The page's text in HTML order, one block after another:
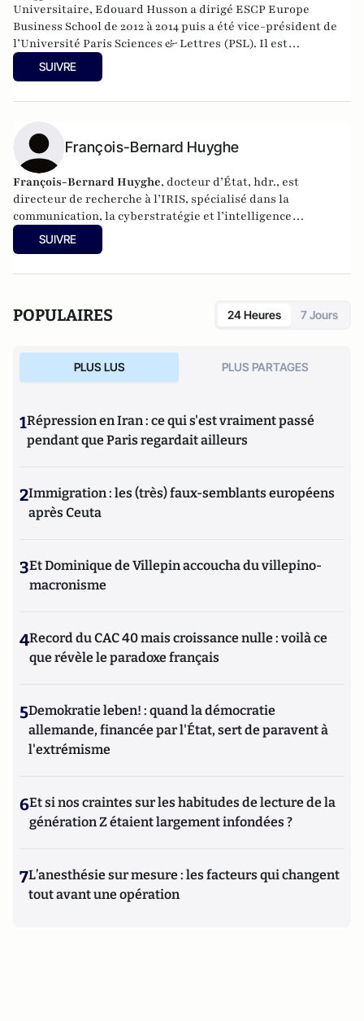
Universitaire, Edouard Husson a dirigé ESCP Europe
Business School de 2012 à 2014puis a été vice-président de
l’Université Paris Sciences & Lettres (PSL). Il est
actuellement professeur à l’Institut Franco-Allemand
d’Etudes Européennes (à l’Université de Cergy-Pontoise).
d’ouvrages et de nombreux articles sur l’histoire de
l’Allemagne depuis la Révolution française, l’histoire des
mondialisations, l’histoire de la monnaie, l’histoire du
nazisme et des autres violences de masse au XXème siècle
ou l’histoire des relations internationales et des conflits
contemporains. Il écrit en ce moment une biographie de
Benjamin Disraëli.
SUIVRE
François-Bernard Huyghe
François-Bernard Huyghe, docteur d’État, hdr., est
directeur de recherche à l’IRIS, spécialisé dans la
communication, la cyberstratégie et l’intelligence
économique, derniers livres : « L’art de la guerre
idéologique » (le Cerf 2021) et « Fake news Manip, infox et
SUIVRE
POPULAIRES 24 Heures 7 Jours
PLUS LUS PLUS PARTAGES
1Répression en Iran : ce qui s'est vraiment passé
pendant que Paris regardait ailleurs
2Immigration : les (très) faux-semblants européens
après Ceuta
3Et Dominique de Villepin accoucha du villepino-
macronisme
4Record du CAC 40 mais croissance nulle : voilà ce
que révèle le paradoxe français
5Demokratie leben! : quand la démocratie
allemande, financée par l'État, sert de paravent à
l'extrémisme
6Et si nos craintes sur les habitudes de lecture de la
génération Z étaient largement infondées ?
7L’anesthésie sur mesure : les facteurs qui changent
tout avant une opération